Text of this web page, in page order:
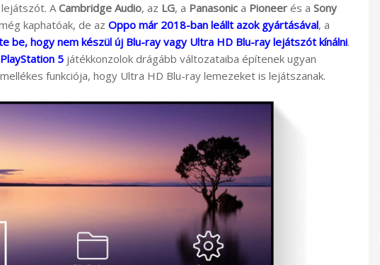
ACambridge Audio, az LG, a Panasonic a Pioneer és a Sony
kaphatóak, de az Oppo már 2018-ban leállt azok gyártásával, a
be, hogy nem készül új Blu-ray vagy Ultra HD Blu-ray lejátszót kínálni.
PlayStation 5 játékkonzolok drágább változataiba építenek ugyan
funkciója, hogy Ultra HD Blu-ray lemezeket is lejátszanak.